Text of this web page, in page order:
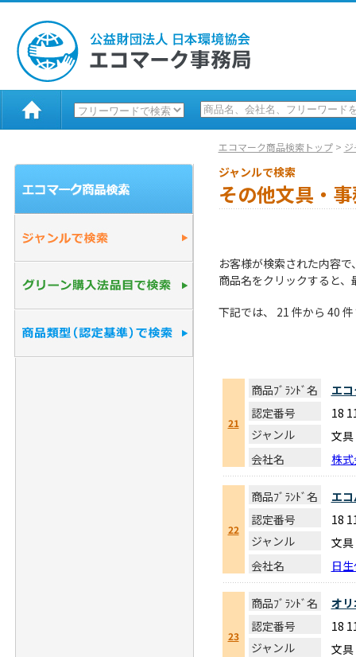
エコマーク商品検索トップ>
ジャンルで検索
その他文具・
お客様が検索された内容で
商品名をクリックすると
下記では、 21 件から 40
21
商品ﾌﾞﾗﾝﾄﾞ名
エ
認定番号
18
ジャンル
文
会社名
株
22
商品ﾌﾞﾗﾝﾄﾞ名
エ
認定番号
18
ジャンル
文
会社名
日
23
商品ﾌﾞﾗﾝﾄﾞ名
オ
認定番号
18
ジャンル
文